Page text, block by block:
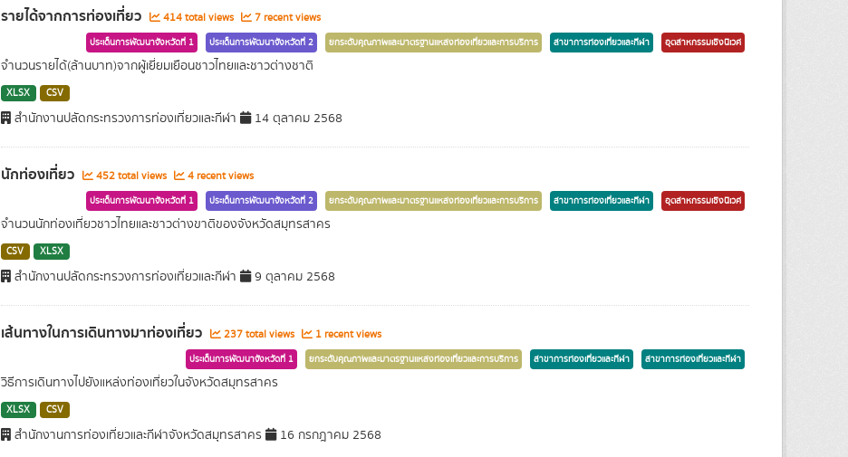
รายได้จากการท่องเที่ยว 414 total views 7 recent views
ประเด็นการพัฒนาจังหวัดที่ 1 ประเด็นการพัฒนาจังหวัดที่ 2 ยกระดับคุณภาพและมาตรฐานแหล่งท่องเที่ยวและการบริการ สาขาการท่องเที่ยวและกีฬา อุตสาหกรรมเชิงนิเวศ
จำนวนรายได้(ล้านบาท)จากผู้เยี่ยมเยือนชาวไทยและชาวต่างชาติ
XLSX CSV
สำนักงานปลัดกระทรวงการท่องเที่ยวและกีฬา 14 ตุลาคม 2568
นักท่องเที่ยว 452 total views 4 recent views
ประเด็นการพัฒนาจังหวัดที่ 1 ประเด็นการพัฒนาจังหวัดที่ 2 ยกระดับคุณภาพและมาตรฐานแหล่งท่องเที่ยวและการบริการ สาขาการท่องเที่ยวและกีฬา อุตสาหกรรมเชิงนิเวศ
จำนวนนักท่องเที่ยวชาวไทยและชาวต่างขาติของจังหวัดสมุทรสาคร
CSV XLSX
สำนักงานปลัดกระทรวงการท่องเที่ยวและกีฬา 9 ตุลาคม 2568
เส้นทางในการเดินทางมาท่องเที่ยว 237 total views 1 recent views
ประเด็นการพัฒนาจังหวัดที่ 1 ยกระดับคุณภาพและมาตรฐานแหล่งท่องเที่ยวและการบริการ สาขาการท่องเที่ยวและกีฬา สาขาการท่องเที่ยวและกีฬา
วิธีการเดินทางไปยังแหล่งท่องเที่ยวในจังหวัดสมุทรสาคร
XLSX CSV
สำนักงานการท่องเที่ยวและกีฬาจังหวัดสมุทรสาคร 16 กรกฎาคม 2568